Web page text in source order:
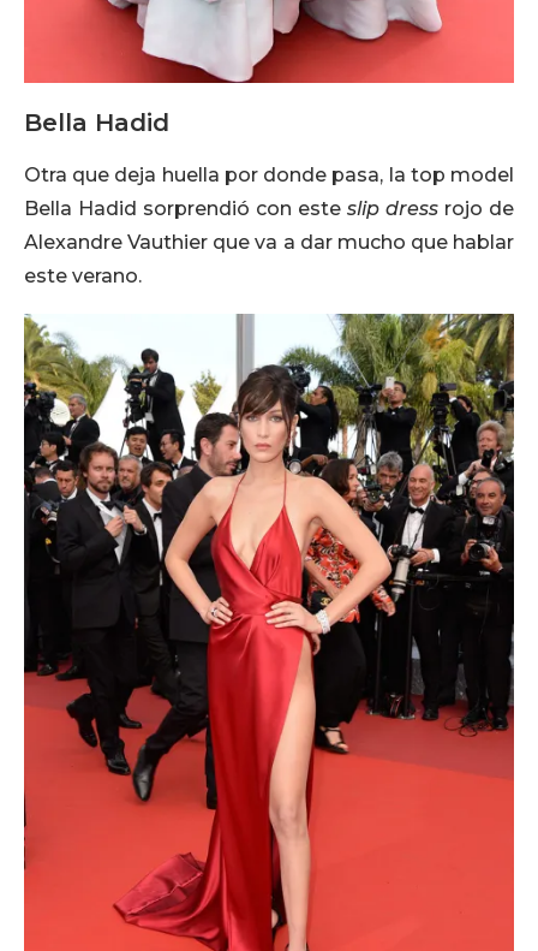
Bella Hadid
Otra que deja huella por donde pasa, la top model
Bella Hadid sorprendió con este slip dress rojo de
Alexandre Vauthier que va a dar mucho que hablar
este verano.